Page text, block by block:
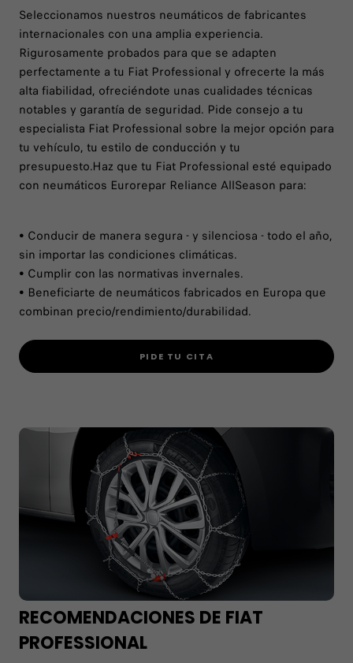
Seleccionamos nuestros neumáticos de fabricantes
internacionales con una amplia experiencia.
Rigurosamente probados para que se adapten
perfectamente a tu Fiat Professional y ofrecerte la más
alta fiabilidad, ofreciéndote unas cualidades técnicas
notables y garantía de seguridad. Pide consejo a tu
especialista Fiat Professional sobre la mejor opción para
tu vehículo, tu estilo de conducción y tu
presupuesto.Haz que tu Fiat Professional esté equipado
con neumáticos Eurorepar Reliance AllSeason para:
• Conducir de manera segura - y silenciosa - todo el año,
sin importar las condiciones climáticas.
• Cumplir con las normativas invernales.
• Beneficiarte de neumáticos fabricados en Europa que
combinan precio/rendimiento/durabilidad.
PIDE TU CITA
RECOMENDACIONES DE FIAT
PROFESSIONAL